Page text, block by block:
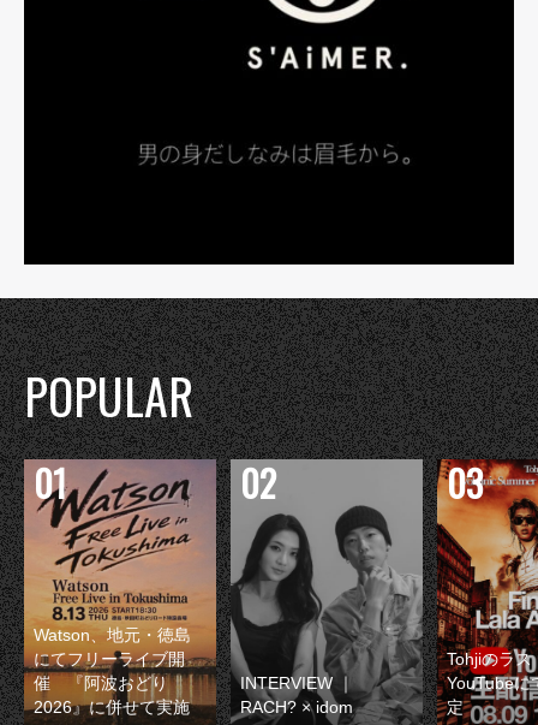
POPULAR
Watson、地元・徳島
にてフリーライブ開
催 『阿波おどり
2026』に併せて実施
INTERVIEW ｜
RACH? × idom
Tohjiのラス
YouTubeに
定